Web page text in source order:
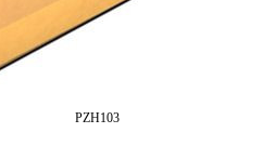
PZH103